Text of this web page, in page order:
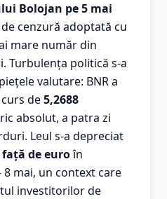
Bolojan pe 5 mai
cenzură adoptată cu
mare număr din
Turbulența politică s-a
valutare: BNR a
de5,2688
absolut, a patra zi
Leul s-a depreciat
față de euroîn
8 mai, un context care
investitorilor de